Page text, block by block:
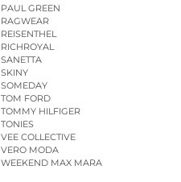
PAUL GREEN
RAGWEAR
REISENTHEL
RICHROYAL
SANETTA
SKINY
SOMEDAY
TOM FORD
TOMMY HILFIGER
TONIES
VEE COLLECTIVE
VERO MODA
WEEKEND MAX MARA